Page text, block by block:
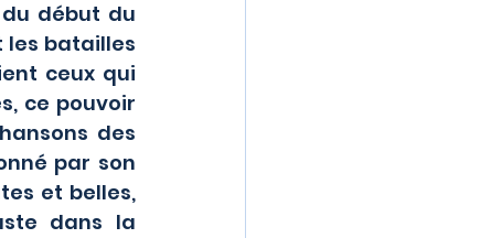
les batailles
ceux qui
ce pouvoir
des
par son
et belles,
dans la